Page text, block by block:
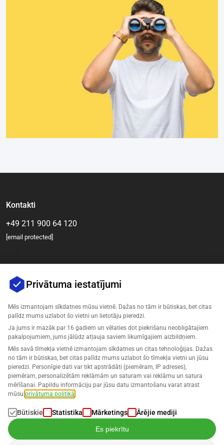
Kontakti
+49 211 900 64 120
[email protected]
Uzņēmums
Atbalsts
Risinājumi Amazonam
Privātuma iestatījumi
Mēs izmantojam sīkdatnes mūsu vietnē. Dažas no tām ir būtiskas, bet citas
palīdz mums uzlabot šo vietni un lietotāju pieredzi.
Ja jums ir mazāk par 16 gadiem un vēlaties dot piekrišanu neobligātajiem
pakalpojumiem, jums jālūdz atļauja saviem likumīgajiem aizbildņiem.
Mēs savā tīmekļa vietnē izmantojam sīkdatnes un citas tehnoloģijas. Dažas
no tām ir būtiskas, bet citas palīdz mums uzlabot šo tīmekļa vietni un jūsu
pieredzi. Personīgie dati var tikt apstrādāti (piemēram, IP adreses),
piemēram, personalizētām reklāmām un saturam vai reklāmu un satura
mērīšanai. Papildu informāciju par jūsu datu izmantošanu varat atrast
mūsu privātuma politikā
Būtiskie Statistika Mārketings Ārējie mediji
Es piekrītu